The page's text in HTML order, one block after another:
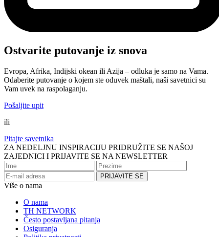
Ostvarite putovanje iz snova
Evropa, Afrika, Indijski okean ili Azija – odluka je samo na Vama.
Odaberite putovanje o kojem ste oduvek maštali, naši savetnici su
Vam uvek na raspolaganju.
Pošaljite upit
ili
Pitajte savetnika
ZA NEDELJNU INSPIRACIJU PRIDRUŽITE SE NAŠOJ
ZAJEDNICI I PRIJAVITE SE NA NEWSLETTER
Više o nama
O nama
TH NETWORK
Često postavljana pitanja
Osiguranja